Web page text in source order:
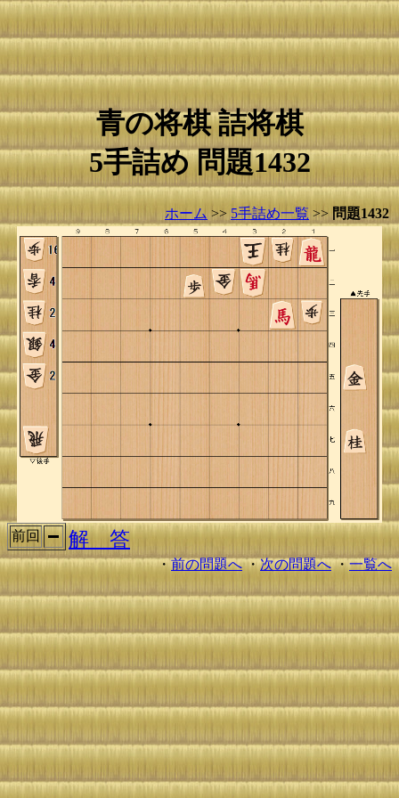
青の将棋 詰将棋
5手詰め 問題1432
ホーム >> 5手詰め一覧 >> 問題1432
前回 解 答
・前の問題へ・次の問題へ・一覧へ